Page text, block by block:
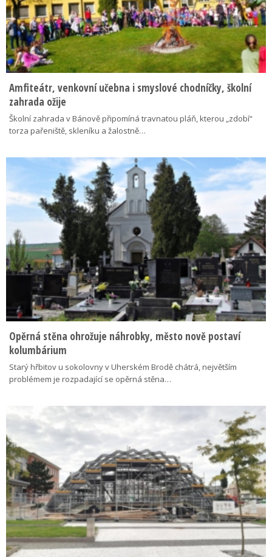
Amfiteátr, venkovní učebna i smyslové chodníčky, školní
zahrada ožije
Školní zahrada v Bánově připomíná travnatou pláň, kterou „zdobí“
torza pařeniště, skleníku a žalostně…
Opěrná stěna ohrožuje náhrobky, město nově postaví
kolumbárium
Starý hřbitov u sokolovny v Uherském Brodě chátrá, největším
problémem je rozpadající se opěrná stěna…